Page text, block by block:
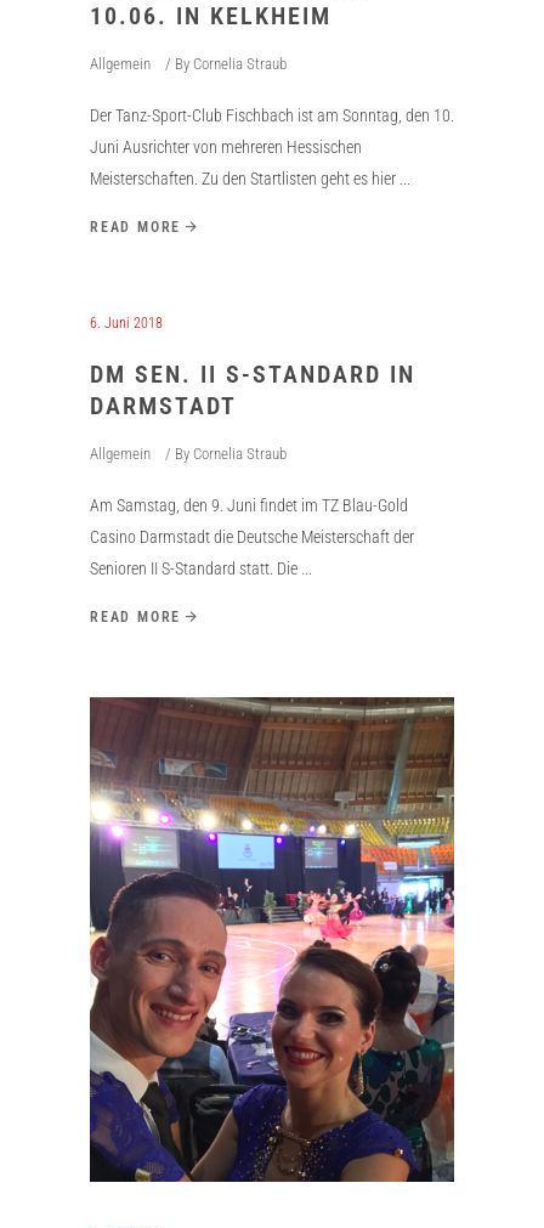
10.06. IN KELKHEIM
Allgemein By Cornelia Straub
Der Tanz-Sport-Club Fischbach ist am Sonntag, den 10.
Juni Ausrichter von mehreren Hessischen
Meisterschaften. Zu den Startlisten geht es hier
READ MORE
6. Juni 2018
DM SEN. II S-STANDARD IN
DARMSTADT
Allgemein By Cornelia Straub
Am Samstag, den 9. Juni findet im TZ Blau-Gold
Casino Darmstadt die Deutsche Meisterschaft der
Senioren II S-Standard statt. Die
READ MORE